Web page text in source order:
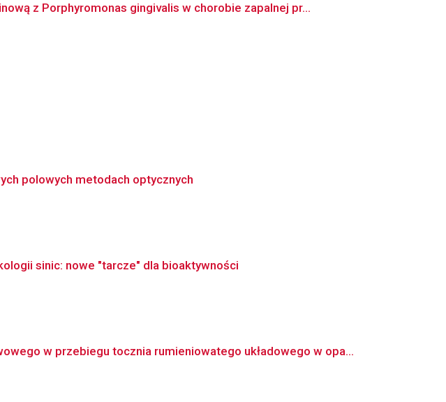
z Porphyromonas gingivalis w chorobie zapalnej pr...
polowych metodach optycznych
sinic: nowe "tarcze" dla bioaktywności
w przebiegu tocznia rumieniowatego układowego w opa...